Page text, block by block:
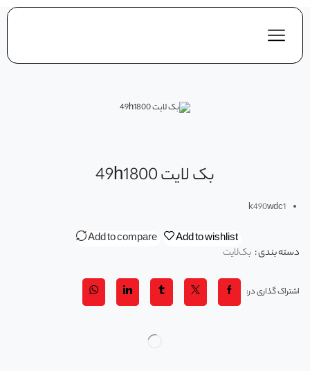
بک لايت 49h1800
k490wdc1
Add to wishlist
Add to compare
دسته بندی : بک‌لایت
اشتراک گذاری در: